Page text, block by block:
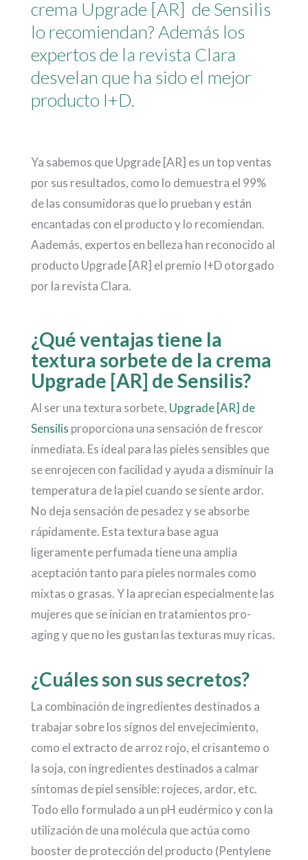
crema Upgrade [AR] de Sensilis
lo recomiendan? Además los
expertos de la revista Clara
desvelan que ha sido el mejor
producto I+D.
Ya sabemos que Upgrade [AR] es un top ventas
por sus resultados, como lo demuestra el 99%
de las consumidoras que lo prueban y están
encantadas con el producto y lo recomiendan.
Aademás, expertos en belleza han reconocido al
producto Upgrade [AR] el premio I+D otorgado
por la revista Clara.
¿Qué ventajas tiene la
textura sorbete de la crema
Upgrade [AR] de Sensilis?
Al ser una textura sorbete, Upgrade [AR] de
Sensilis proporciona una sensación de frescor
inmediata. Es ideal para las pieles sensibles que
se enrojecen con facilidad y ayuda a disminuir la
temperatura de la piel cuando se siente ardor.
No deja sensación de pesadez y se absorbe
rápidamente. Esta textura base agua
ligeramente perfumada tiene una amplia
aceptación tanto para pieles normales como
mixtas o grasas. Y la aprecian especialmente las
mujeres que se inician en tratamientos pro-
aging y que no les gustan las texturas muy ricas.
¿Cuáles son sus secretos?
La combinación de ingredientes destinados a
trabajar sobre los signos del envejecimiento,
como el extracto de arroz rojo, el crisantemo o
la soja, con ingredientes destinados a calmar
síntomas de piel sensible: rojeces, ardor, etc.
Todo ello formulado a un pH eudérmico y con la
utilización de una molécula que actúa como
booster de protección del producto (Pentylene